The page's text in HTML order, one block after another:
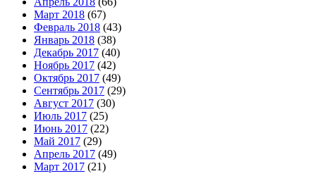
Март 2018 (67)
Февраль 2018 (43)
Январь 2018 (38)
Декабрь 2017 (40)
Ноябрь 2017 (42)
Октябрь 2017 (49)
Сентябрь 2017 (29)
Август 2017 (30)
Июль 2017 (25)
Июнь 2017 (22)
Май 2017 (29)
Апрель 2017 (49)
Март 2017 (21)